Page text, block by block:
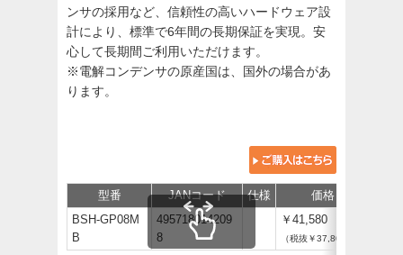
ンサの採用など、信頼性の高いハードウェア設
計により、標準で6年間の長期保証を実現。安
心して長期間ご利用いただけます。
※電解コンデンサの原産国は、国外の場合があ
ります。
型番 JANコード 仕様 価格
BSH-GP08M
B
495718014209
8
￥41,580
（税抜￥37,800）